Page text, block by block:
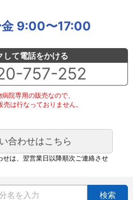
金 9:00〜17:00
して電話をかける
757-252
院専用の販売なので、
は行なっておりません。
合わせはこちら
は、翌営業日以降順次ご連絡させ
検索